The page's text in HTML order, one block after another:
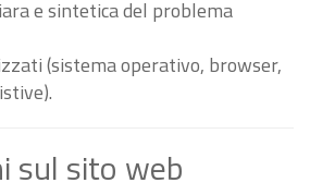
e sintetica del problema
(sistema operativo, browser,
sul sito web